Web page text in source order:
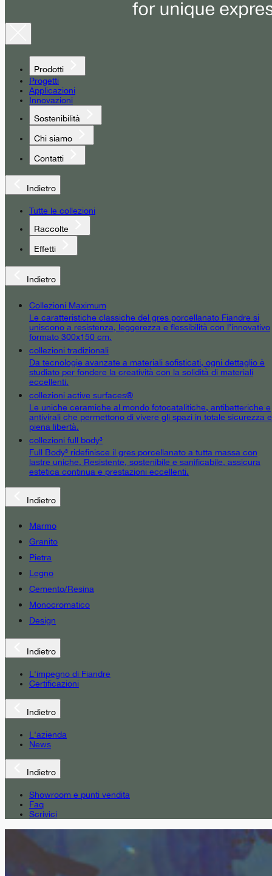
Prodotti
Progetti
Applicazioni
Innovazioni
Sostenibilità
Chi siamo
Contatti
Indietro
Tutte le collezioni
Raccolte
Effetti
Indietro
Collezioni Maximum
Le caratteristiche classiche del gres porcellanato Fiandre si
uniscono a resistenza, leggerezza e flessibilità con l’innovativo
formato 300x150 cm.
collezioni tradizionali
Da tecnologie avanzate a materiali sofisticati, ogni dettaglio è
studiato per fondere la creatività con la solidità di materiali
eccellenti.
collezioni active surfaces®
Le uniche ceramiche al mondo fotocatalitiche, antibatteriche e
antivirali che permettono di vivere gli spazi in totale sicurezza e
piena libertà.
collezioni full body³
Full Body³ ridefinisce il gres porcellanato a tutta massa con
lastre uniche. Resistente, sostenibile e sanificabile, assicura
estetica continua e prestazioni eccellenti.
Indietro
Marmo
Granito
Pietra
Legno
Cemento/Resina
Monocromatico
Design
Indietro
L'impegno di Fiandre
Certificazioni
Indietro
L'azienda
News
Indietro
Showroom e punti vendita
Faq
Scrivici